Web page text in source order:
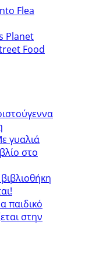
Flea
Planet
Food
γυαλιά
στο
παιδικό
στην